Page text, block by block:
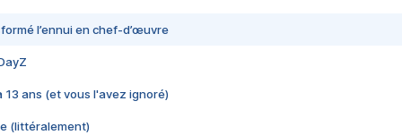
l’ennui en chef-d’œuvre
13 ans (et vous l'avez ignoré)
(littéralement)